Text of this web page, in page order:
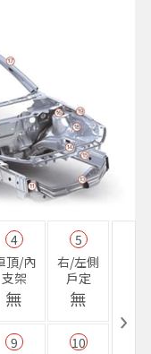
4
頂/內
支架
無
5
右/左側
戶定
無
9
10